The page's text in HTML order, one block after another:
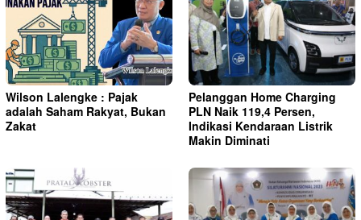
Wilson Lalengke : Pajak
adalah Saham Rakyat, Bukan
Zakat
Pelanggan Home Charging
PLN Naik 119,4 Persen,
Indikasi Kendaraan Listrik
Makin Diminati